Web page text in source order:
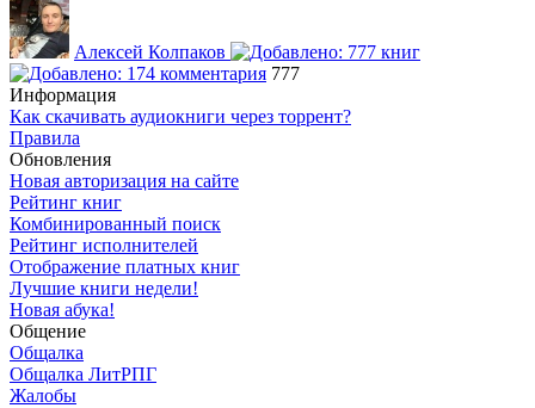
Алексей Колпаков
777
Информация
Как скачивать аудиокниги через торрент?
Правила
Обновления
Новая авторизация на сайте
Рейтинг книг
Комбинированный поиск
Рейтинг исполнителей
Отображение платных книг
Лучшие книги недели!
Новая абука!
Общение
Общалка
Общалка ЛитРПГ
Жалобы